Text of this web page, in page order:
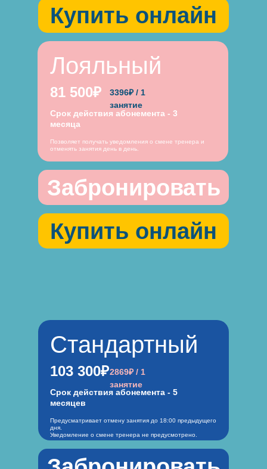
Позволяет получать уведомления о смене тренера и
отменять занятия день в день.
81 500₽
Срок действия абонемента - 3
месяца
3396₽ / 1
занятие
Лояльный
Купить онлайн
Забронировать
Купить онлайн
Предусматривает отмену занятия до 18:00 предыдущего
дня.
Уведомление о смене тренера не предусмотрено.
103 300₽
Срок действия абонемента - 5
месяцев
2869₽ / 1
занятие
Стандартный